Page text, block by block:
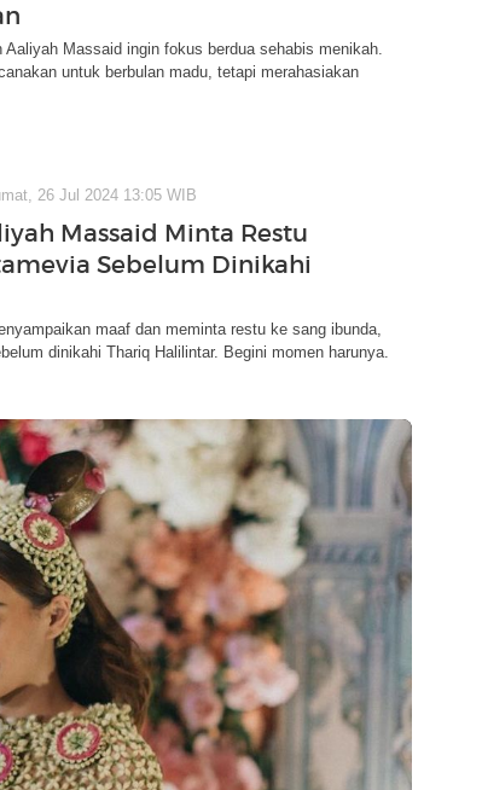
Aaliyah Massaid ingin fokus berdua sehabis menikah.
untuk berbulan madu, tetapi merahasiakan
26 Jul 2024 13:05 WIB
Massaid Minta Restu
Sebelum Dinikahi
maaf dan meminta restu ke sang ibunda,
dinikahi Thariq Halilintar. Begini momen harunya.